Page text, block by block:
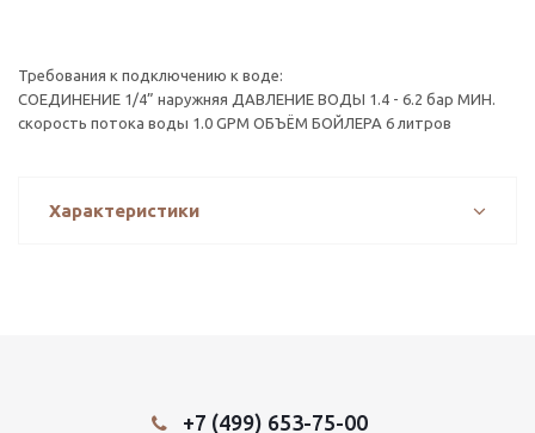
Требования к подключению к воде:
СОЕДИНЕНИЕ 1/4” наружняя ДАВЛЕНИЕ ВОДЫ 1.4 - 6.2 бар МИН.
скорость потока воды 1.0 GPM ОБЪЁМ БОЙЛЕРА 6 литров
Характеристики
+7 (499) 653-75-00